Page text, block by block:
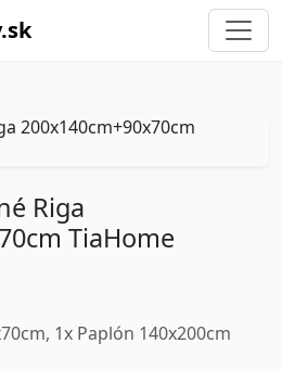
Riga
TiaHome
1x Paplón 140x200cm